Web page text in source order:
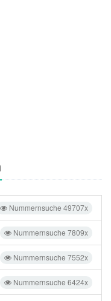
Nummernsuche 49707x
Nummernsuche 7809x
Nummernsuche 7552x
Nummernsuche 6424x